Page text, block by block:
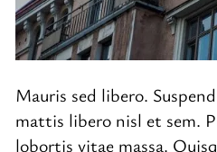
Mauris sed libero.
mattis libero nisl et sem.
lobortis vitae massa.